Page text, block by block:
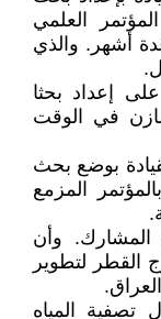
العلمي
أشهر. والذي
إعداد بحثا
في الوقت
بوضع بحث
المزمع
وأن
لتطوير
تصفية المياه